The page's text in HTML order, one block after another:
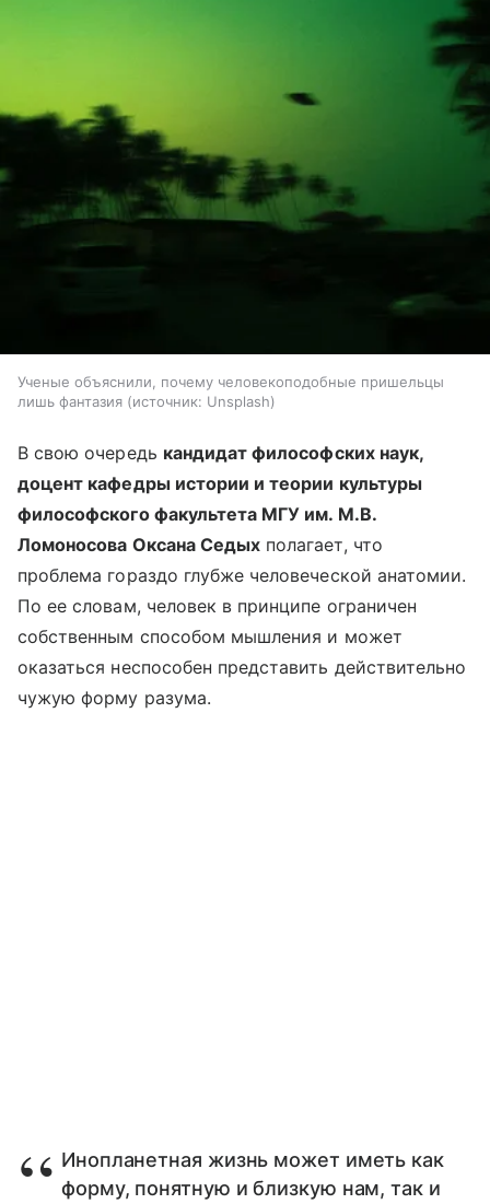
Ученые объяснили, почему человекоподобные пришельцы
лишь фантазия
источник: Unsplash
В свою очередь кандидат философских наук,
доцент кафедры истории и теории культуры
философского факультета МГУ им. М.В.
Ломоносова Оксана Седых полагает, что
проблема гораздо глубже человеческой анатомии.
По ее словам, человек в принципе ограничен
собственным способом мышления и может
оказаться неспособен представить действительно
чужую форму разума.
Инопланетная жизнь может иметь как
форму, понятную и близкую нам, так и